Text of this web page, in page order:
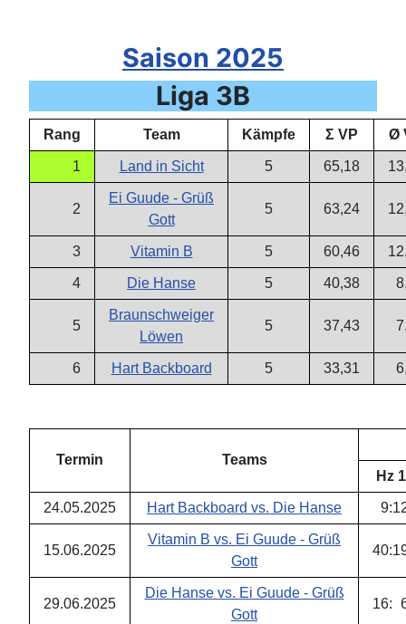
Saison 2025
Liga 3B
Rang Team Kämpfe Σ VP Ø
1 Land in Sicht 5 65,18
2
Ei Guude - Grüß
Gott
5 63,24
3 Vitamin B 5 60,46
4 Die Hanse 5 40,38
5
Braunschweiger
Löwen
5 37,43
6 Hart Backboard 5 33,31
Termin
Teams
Hz 1
24.05.2025 Hart Backboard vs. Die Hanse 9:
15.06.2025
Vitamin B vs. Ei Guude - Grüß
Gott
40:
29.06.2025
Die Hanse vs. Ei Guude - Grüß
Gott
16: